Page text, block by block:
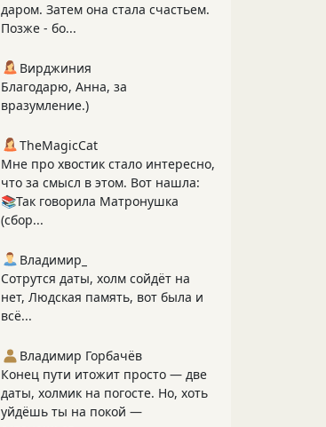
даром. Затем она стала счастьем.
Позже - бо...
Вирджиния
Благодарю, Анна, за
вразумление.)
TheMagicCat
Мне про хвостик стало интересно,
что за смысл в этом. Вот нашла:
📚Так говорила Матронушка
(сбор...
Владимир_
Сотрутся даты, холм сойдёт на
нет, Людская память, вот была и
всё...
Владимир Горбачёв
Конец пути итожит просто — две
даты, холмик на погосте. Но, хоть
уйдёшь ты на покой —